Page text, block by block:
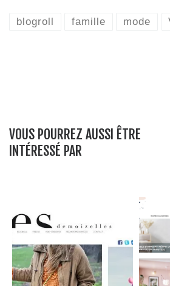
blogroll famille mode
VOUS POURREZ AUSSI ÊTRE
INTÉRESSÉ PAR